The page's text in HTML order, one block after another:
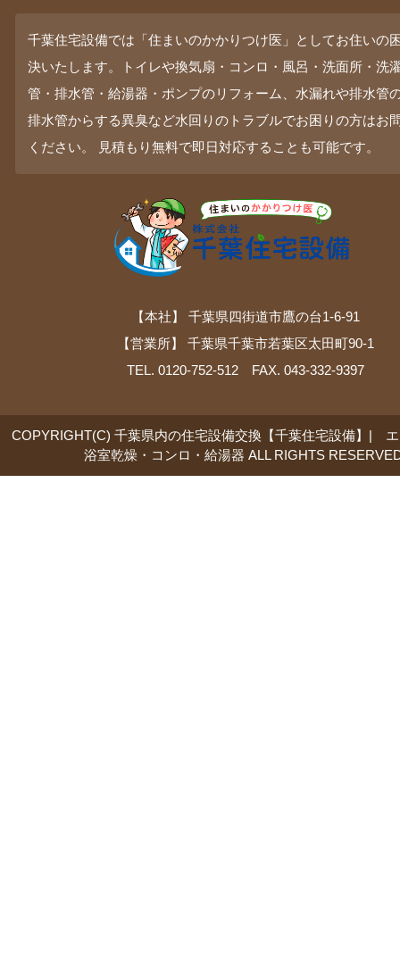
千葉住宅設備では「住まいのかかりつけ医」としてお住いの
決いたします。トイレや換気扇・コンロ・風呂・洗面所・洗
管・排水管・給湯器・ポンプのリフォーム、水漏れや排水管
排水管からする異臭など水回りのトラブルでお困りの方はお
ください。 見積もり無料で即日対応することも可能です。
【本社】 千葉県四街道市鷹の台1-6-91
【営業所】 千葉県千葉市若葉区太田町90-1
TEL. 0120-752-512 FAX. 043-332-9397
COPYRIGHT(C) 千葉県内の住宅設備交換【千葉住宅設備】|
浴室乾燥・コンロ・給湯器 ALL RIGHTS